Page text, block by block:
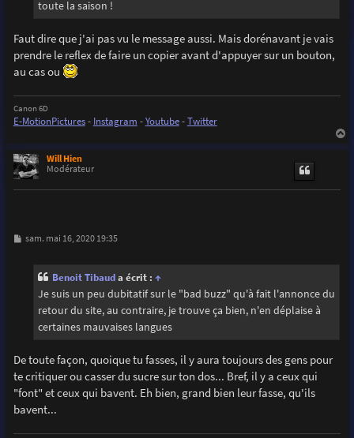
toute la saison !
Faut dire que j'ai pas vu le message aussi. Mais dorénavant je vais
prendre le reflex de faire un copier avant d'appuyer sur un bouton,
au cas ou
Canon 6D
E-MotionPictures- Instagram -Youtube-Twitter
Will Hien
Modérateur
M
sam. mai 16, 2020 19:35
Benoit Tibauda écrit : ↑
Je suis un peu dubitatif sur le "bad buzz" qu'à fait l'annonce du
retour du site, au contraire, je trouve ça bien, n'en déplaise à
certaines mauvaises langues
De toute façon, quoique tu fasses, il y aura toujours des gens pour
te critiquer ou casser du sucre sur ton dos... Bref, il y a ceux qui
"font" et ceux qui bavent. Eh bien, grand bien leur fasse, qu'ils
bavent...